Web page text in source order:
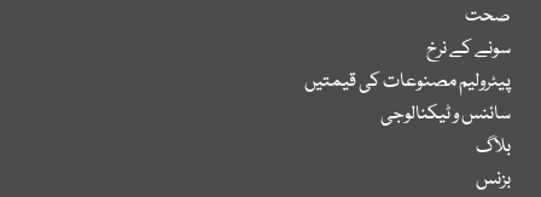
صحت
سونے کے نرخ
پیٹرولیم مصنوعات کی قیمتیں
سائنس و ٹیکنالوجی
بلاگ
بزنس